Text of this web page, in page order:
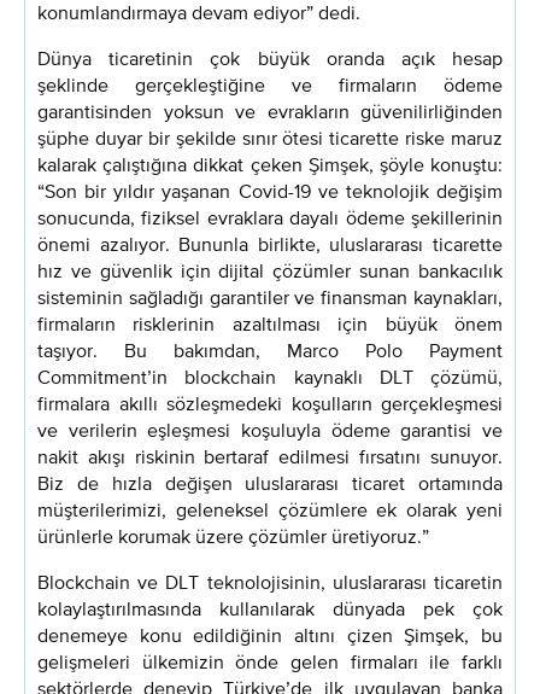
konumlandırmaya devam ediyor” dedi.
Dünya ticaretinin çok büyük oranda açık hesap
şeklinde gerçekleştiğine ve firmaların ödeme
garantisinden yoksun ve evrakların güvenilirliğinden
şüphe duyar bir şekilde sınır ötesi ticarette riske maruz
kalarak çalıştığına dikkat çeken Şimşek, şöyle konuştu:
“Son bir yıldır yaşanan Covid-19 ve teknolojik değişim
sonucunda, fiziksel evraklara dayalı ödeme şekillerinin
önemi azalıyor. Bununla birlikte, uluslararası ticarette
hız ve güvenlik için dijital çözümler sunan bankacılık
sisteminin sağladığı garantiler ve finansman kaynakları,
firmaların risklerinin azaltılması için büyük önem
taşıyor. Bu bakımdan, Marco Polo Payment
Commitment’in blockchain kaynaklı DLT çözümü,
firmalara akıllı sözleşmedeki koşulların gerçekleşmesi
ve verilerin eşleşmesi koşuluyla ödeme garantisi ve
nakit akışı riskinin bertaraf edilmesi fırsatını sunuyor.
Biz de hızla değişen uluslararası ticaret ortamında
müşterilerimizi, geleneksel çözümlere ek olarak yeni
ürünlerle korumak üzere çözümler üretiyoruz.”
Blockchain ve DLT teknolojisinin, uluslararası ticaretin
kolaylaştırılmasında kullanılarak dünyada pek çok
denemeye konu edildiğinin altını çizen Şimşek, bu
gelişmeleri ülkemizin önde gelen firmaları ile farklı
sektörlerde deneyip Türkiye’de ilk uygulayan banka